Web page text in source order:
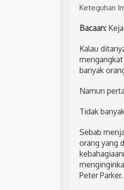
Keteguhan
Bacaan:
Kalau
banyak
Namun
Tidak
Sebab
orang yang
Peter